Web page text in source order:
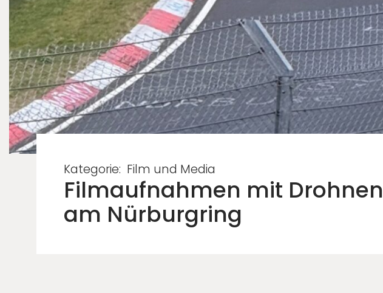
Kategorie: Film und Media
Filmaufnahmen mit Drohnen
am Nürburgring